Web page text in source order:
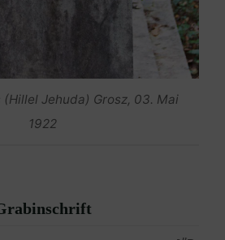
Jehuda) Grosz, 03. Mai
1922